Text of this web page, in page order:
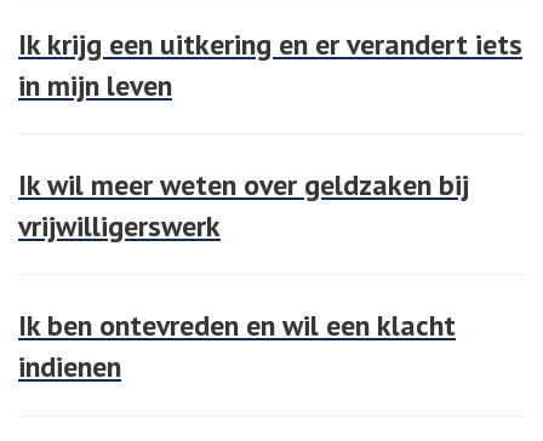
Ik krijg een uitkering en er verandert iets
in mijn leven
Ik wil meer weten over geldzaken bij
vrijwilligerswerk
Ik ben ontevreden en wil een klacht
indienen